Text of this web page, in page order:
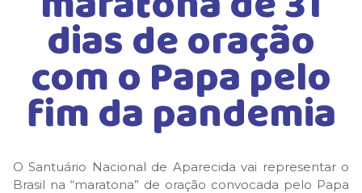
dias de oração
com o Papa pelo
fim da pandemia
O Santuário Nacional de Aparecida vai representar o
Brasil na “maratona” de oração convocada pelo Papa